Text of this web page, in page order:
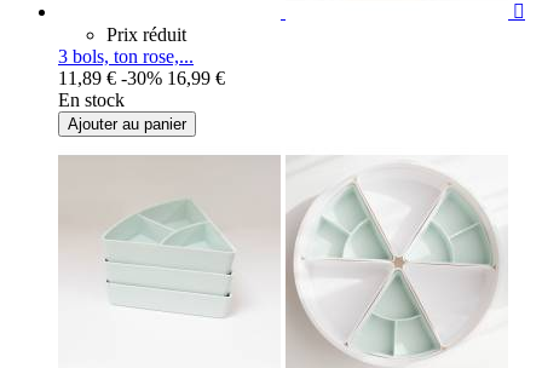

Prix réduit
3 bols, ton rose,...
11,89 € -30% 16,99 €
En stock
Ajouter au panier